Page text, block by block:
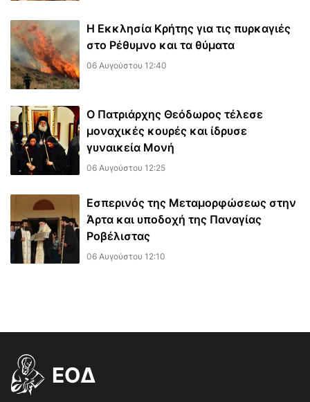
Η Εκκλησία Κρήτης για τις πυρκαγιές
στο Ρέθυμνο και τα θύματα
06 Αυγούστου 12:40
Ο Πατριάρχης Θεόδωρος τέλεσε
μοναχικές κουρές και ίδρυσε
γυναικεία Μονή
06 Αυγούστου 12:25
Εσπερινός της Μεταμορφώσεως στην
Άρτα και υποδοχή της Παναγίας
Ροβέλιστας
06 Αυγούστου 12:10
EOΔ